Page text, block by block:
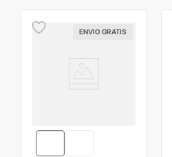
ENVIO GRATIS